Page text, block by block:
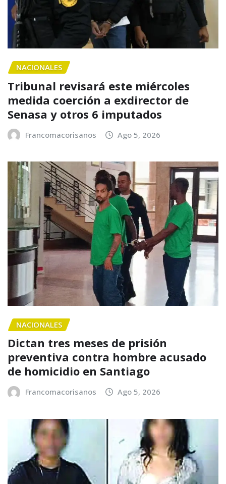
NACIONALES
Tribunal revisará este miércoles
medida coerción a exdirector de
Senasa y otros 6 imputados
Francomacorisanos Ago 5, 2026
NACIONALES
Dictan tres meses de prisión
preventiva contra hombre acusado
de homicidio en Santiago
Francomacorisanos Ago 5, 2026